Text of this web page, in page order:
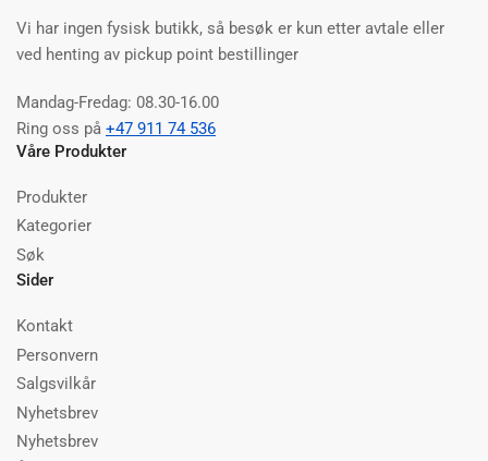
Vi har ingen fysisk butikk, så besøk er kun etter avtale eller
ved henting av pickup point bestillinger
Mandag-Fredag: 08.30-16.00
Ring oss på +47 911 74 536
Våre Produkter
Produkter
Kategorier
Søk
Sider
Kontakt
Personvern
Salgsvilkår
Nyhetsbrev
Nyhetsbrev